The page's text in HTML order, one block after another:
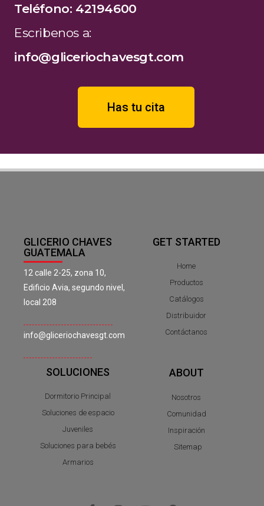
Teléfono: 42194600
Escribenos a:
info@gliceriochavesgt.com
Has tu cita
GLICERIO CHAVES
GUATEMALA
12 calle 2-25, zona 10,
Edificio Avia, segundo nivel,
local 208
info@gliceriochavesgt.com
GET STARTED
Home
Productos
Catálogos
Distribuidor
Contáctanos
SOLUCIONES
Dormitorio Principal
Soluciones de espacio
Juveniles
Soluciones para bebés
Armarios
ABOUT
Nosotros
Comunidad
Inspiración
Sitemap